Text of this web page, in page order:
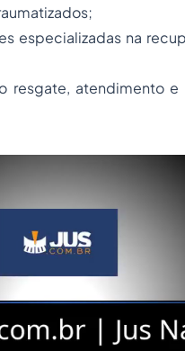
especializadas na
resgate, atendimento